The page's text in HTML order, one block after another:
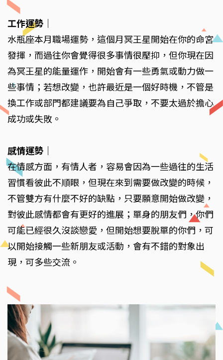
工作運勢
水瓶座本月職場運勢，這個月冥王星開始在你的命宮
發揮，而過往你會覺得很多事情很壓抑，但你現在因
為冥王星的能量運作，開始會有一些勇氣或動力做一
些事情；若想改變，也許最近是一個好時機，不管是
換工作或部門都建議要為自己爭取，不要太過於擔心
成功或失敗。
感情運勢
在情感方面，有情人者，容易會因為一些過往的生活
習慣看彼此不順眼，但現在來到需要做改變的時候，
不管雙方有什麼不好的缺點，只要願意開始做改變，
對彼此感情都會有更好的進展；單身的朋友們，你們
可能已經很久沒談戀愛，但開始想要脫單的你們，可
以開始接觸一些新朋友或活動，會有不錯的對象出
現，可多些交流。